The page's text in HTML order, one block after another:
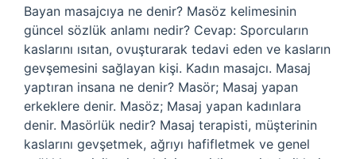
Bayan masajcıya ne denir? Masöz kelimesinin
güncel sözlük anlamı nedir? Cevap: Sporcuların
kaslarını ısıtan, ovuşturarak tedavi eden ve kasların
gevşemesini sağlayan kişi. Kadın masajcı. Masaj
yaptıran insana ne denir? Masör; Masaj yapan
erkeklere denir. Masöz; Masaj yapan kadınlara
denir. Masörlük nedir? Masaj terapisti, müşterinin
kaslarını gevşetmek, ağrıyı hafifletmek ve genel